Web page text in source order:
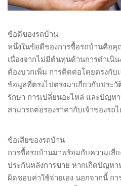
ข้อดีของรถบ้าน
หนึ่งในข้อดีของการซื้อรถบ้านคือคุ
เนื่องจากไม่มีต้นทุนด้านการดำเนิ
ต้องบวกเพิ่ม การติดต่อโดยตรงกับ
ข้อมูลที่ตรงไปตรงมาเกี่ยวกับประวั
รักษา การเปลี่ยนอะไหล่ และปัญห
สามารถต่อรองราคากับเจ้าของรถ
ข้อเสียของรถบ้าน
การซื้อรถบ้านมาพร้อมกับความเสี่
ประกันหลังการขาย หากเกิดปัญห
ผิดชอบค่าใช้จ่ายเอง นอกจากนี้ ก